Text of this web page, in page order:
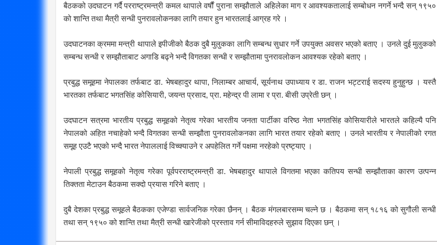
बैठकको उदघाटन गर्दै परराष्ट्रमन्त्री कमल थापाले वर्षौं पुराना सम्झौताले अहिलेका माग र आवश्यकतालाई सम्बोधन नगर्ने भन्दै सन् १९५०
को शान्ति तथा मैत्री सन्धी पुनरावलोकनका लागि तयार हुन भारतलाई आग्रह गरे ।
उदघाटनका क्रममा मन्त्री थापाले इपीजीको बैठक दुबै मुलुकका लागि सम्बन्ध सुधार गर्ने उपयुक्त अवसर भएको बताए । उनले दुई मुलुकको
सम्बन्ध सन्धी र सम्झौताबाट अगाडि बढ्ने भन्दै विगतका सन्धी र सम्झौतामा पुनरावलोकन आवश्यक रहेको बताए ।
प्रबुद्ध समूहमा नेपालका तर्फबाट डा. भेषबहादुर थापा, निलाम्बर आचार्य, सूर्यनाथ उपाध्याय र डा. राजन भट्टराई सदस्य हुनुहुन्छ । यस्तै
भारतका तर्फबाट भगतसिंह कोसियारी, जयन्त प्रसाद, प्रा. महेन्द्र पी लामा र प्रा. बीसी उप्रेती छन् ।
उदघाटन सत्रमा भारतीय प्रबुद्ध समूहको नेतृत्व गरेका भारतीय जनता पार्टीका वरिष्ठ नेता भगतसिंह कोसियारीले भारतले कहिल्यै पनि
नेपालको अहित नचाहेको भन्दै विगतका सन्धी सम्झौता पुनरावलोकनका लागि भारत तयार रहेको बताए । उनले भारतीय र नेपालीको रगत
समूह एउटै भएको भन्दै भारत नेपाललाई विच्क्याउने र अपहेलित गर्ने पक्षमा नरहेको प्रष्ट्याए ।
नेपाली प्रबुद्ध समूहको नेतृत्व गरेका पूर्वपरराष्ट्रमन्त्री डा. भेषबहादुर थापाले विगतमा भएका कतिपय सन्धी सम्झौताका कारण उत्पन्न
तिक्तता मेटाउन बैठकमा सक्दो प्रयास गरिने बताए ।
दुबै देशका प्रबुद्ध समूहले बैठकका एजेण्डा सार्वजनिक गरेका छैनन् । बैठक मंगलबारसम्म चल्ने छ । बैठकमा सन् १८१६ को सुगौली सन्धी
तथा सन् १९५० को शान्ति तथा मैत्री सन्धी खारेजीको प्रस्ताव गर्न सीमाविदहरुले सुझाव दिएका छन् ।
विप्लव समूह संविधानको
दायराभित्र आएर हिँड्नुको
विकल्प छैन् : मुख्यमन्त्री राई
3/10/2018
सरकारलाई विप्लव चुनौति, के
गर्छ अब सरकार ?
2/21/2018
‘कम्युनिस्टको खोल ओढेका
पुराना पार्टीहरु चक्रपथमा
2/21/2018